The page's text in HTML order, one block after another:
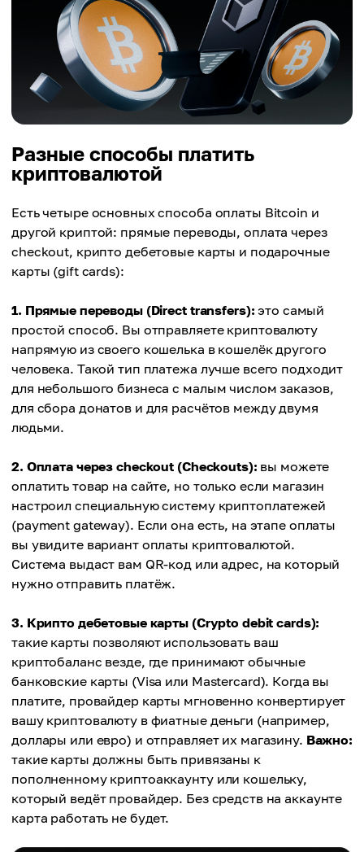
Разные способы платить
криптовалютой
Есть четыре основных способа оплаты Bitcoin и
другой криптой: прямые переводы, оплата через
checkout, крипто дебетовые карты и подарочные
карты (gift cards):
1. Прямые переводы (Direct transfers): это самый
простой способ. Вы отправляете криптовалюту
напрямую из своего кошелька в кошелёк другого
человека. Такой тип платежа лучше всего подходит
для небольшого бизнеса с малым числом заказов,
для сбора донатов и для расчётов между двумя
людьми.
2. Оплата через checkout (Checkouts): вы можете
оплатить товар на сайте, но только если магазин
настроил специальную систему криптоплатежей
(payment gateway). Если она есть, на этапе оплаты
вы увидите вариант оплаты криптовалютой.
Система выдаст вам QR-код или адрес, на который
нужно отправить платёж.
3. Крипто дебетовые карты (Crypto debit cards):
такие карты позволяют использовать ваш
криптобаланс везде, где принимают обычные
банковские карты (Visa или Mastercard). Когда вы
платите, провайдер карты мгновенно конвертирует
вашу криптовалюту в фиатные деньги (например,
доллары или евро) и отправляет их магазину. Важно:
такие карты должны быть привязаны к
пополненному криптоаккаунту или кошельку,
который ведёт провайдер. Без средств на аккаунте
карта работать не будет.